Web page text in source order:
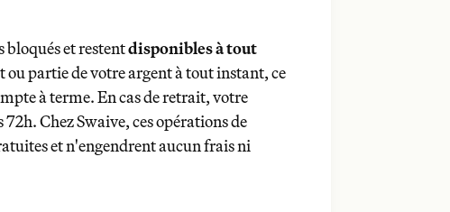
bloqués et restentdisponibles à tout
partie de votre argent à tout instant, ce
à terme. En cas de retrait, votre
Chez Swaive, ces opérations de
et n'engendrent aucun frais ni